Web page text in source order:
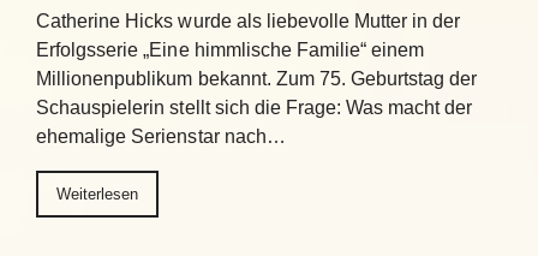
Catherine Hicks wurde als liebevolle Mutter in der
Erfolgsserie „Eine himmlische Familie“ einem
Millionenpublikum bekannt. Zum 75. Geburtstag der
Schauspielerin stellt sich die Frage: Was macht der
ehemalige Serienstar nach…
Weiterlesen